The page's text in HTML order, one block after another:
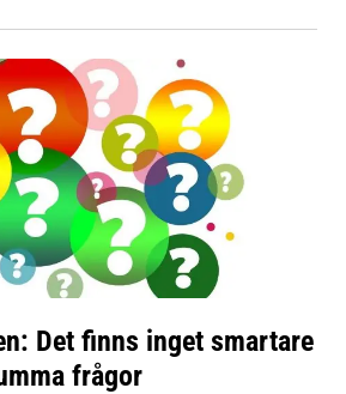
Det finns inget smartare
frågor